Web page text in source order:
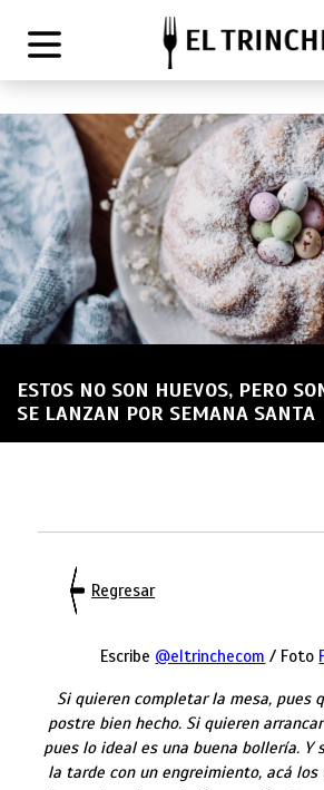
ESTOS NO SON HUEVOS, PERO
SE LANZAN POR SEMANA SANTA
Regresar
Escribe @eltrinchecom / Foto
Si quieren completar la mesa, pues
postre bien hecho. Si quieren
pues lo ideal es una buena bollería. Y
la tarde con un engreimiento, acá